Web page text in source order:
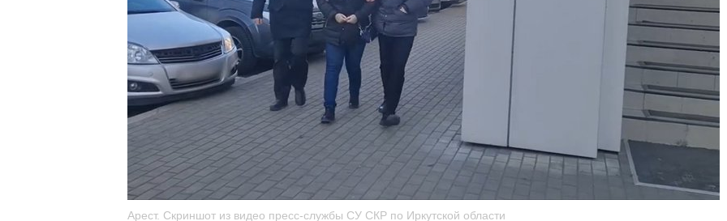
Арест. Скриншот из видео пресс-службы СУ СКР по Иркутской области